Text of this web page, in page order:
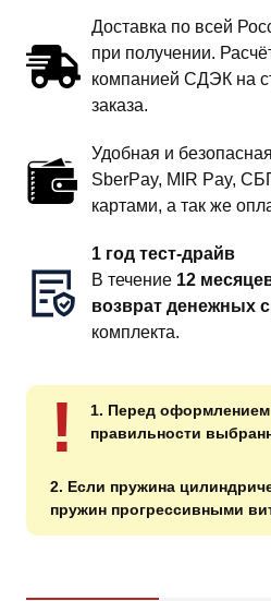
Доставка по всей
при получении.
компанией СДЭК на
заказа.
Удобная и
SberPay, MIR Pay,
картами, а так же
1 год тест-драйв
В течение 12
возврат денежных
комплекта.
!
1. Перед оформлением
правильности
2. Если пружина
пружин прогрессивными